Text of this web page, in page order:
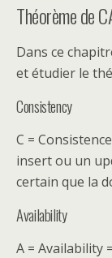
Théorème de
Dans ce
et étudier le
Consistency
C =
insert ou un
certain que la
Availability
A = Availability